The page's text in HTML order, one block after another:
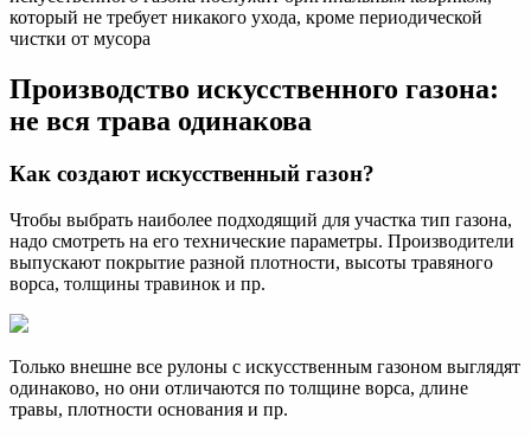
который не требует никакого ухода, кроме периодической
чистки от мусора
Производство искусственного газона:
не вся трава одинакова
Как создают искусственный газон?
Чтобы выбрать наиболее подходящий для участка тип газона,
надо смотреть на его технические параметры. Производители
выпускают покрытие разной плотности, высоты травяного
ворса, толщины травинок и пр.
Только внешне все рулоны с искусственным газоном выглядят
одинаково, но они отличаются по толщине ворса, длине
травы, плотности основания и пр.